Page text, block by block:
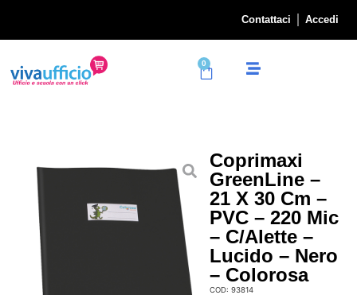
Contattaci Accedi
0
Coprimaxi
GreenLine –
21 X 30 Cm –
PVC – 220 Mic
– C/alette –
Lucido – Nero
– Colorosa
COD: 93814